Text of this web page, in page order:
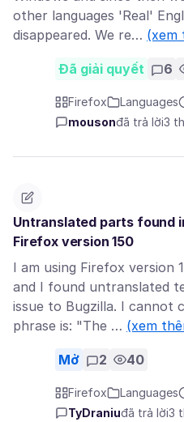
other languages 'Real'
disappeared. We re… (xem
Đã giải quyết 6
Firefox Languages
mousonđã trả lời3
Untranslated parts found
Firefox version 150
I am using Firefox version
and I found untranslated
issue to Bugzilla. I cannot
phrase is: "The … (xem
Mở 2 40
Firefox Languages
TyDraniuđã trả lời3